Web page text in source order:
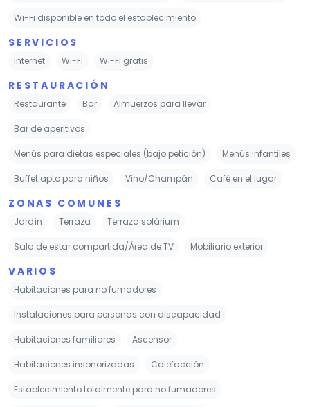
Wi-Fi disponible en todo el establecimiento
SERVICIOS
Internet Wi-Fi Wi-Fi gratis
RESTAURACIÓN
Restaurante Bar Almuerzos para llevar
Bar de aperitivos
Menús para dietas especiales (bajo petición) Menús infantiles
Buffet apto para niños Vino/Champán Café en el lugar
ZONAS COMUNES
Jardín Terraza Terraza solárium
Sala de estar compartida/Área de TV Mobiliario exterior
VARIOS
Habitaciones para no fumadores
Instalaciones para personas con discapacidad
Habitaciones familiares Ascensor
Habitaciones insonorizadas Calefacción
Establecimiento totalmente para no fumadores